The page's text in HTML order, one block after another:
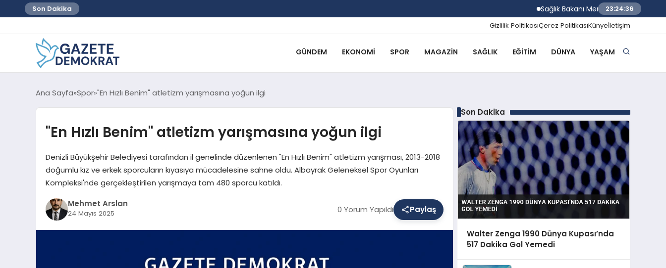
Son Dakika Sağlık Bakanı Memişoğlu Trabzon Şehir
23:24:37
Gizlilik PolitikasıÇerez PolitikasıKünyeİletişim
GÜNDEM EKONOMI SPOR MAGAZIN SAĞLIK EĞITIM DÜNYA YAŞAM
Ana Sayfa Spor "En Hızlı Benim" atletizm yarışmasına yoğun ilgi
"En Hızlı Benim" atletizm yarışmasına yoğun ilgi
Denizli Büyükşehir Belediyesi tarafından il genelinde düzenlenen "En Hızlı Benim" atletizm yarışması, 2013-2018
doğumlu kız ve erkek sporcuların kıyasıya mücadelesine sahne oldu. Albayrak Geleneksel Spor Oyunları
Kompleksi'nde gerçekleştirilen yarışmaya tam 480 sporcu katıldı.
Mehmet Arslan
24 Mayıs 2025 0 Yorum Yapıldı Paylaş
Son Dakika
Walter Zenga 1990 Dünya Kupası’nda
517 Dakika Gol Yemedi